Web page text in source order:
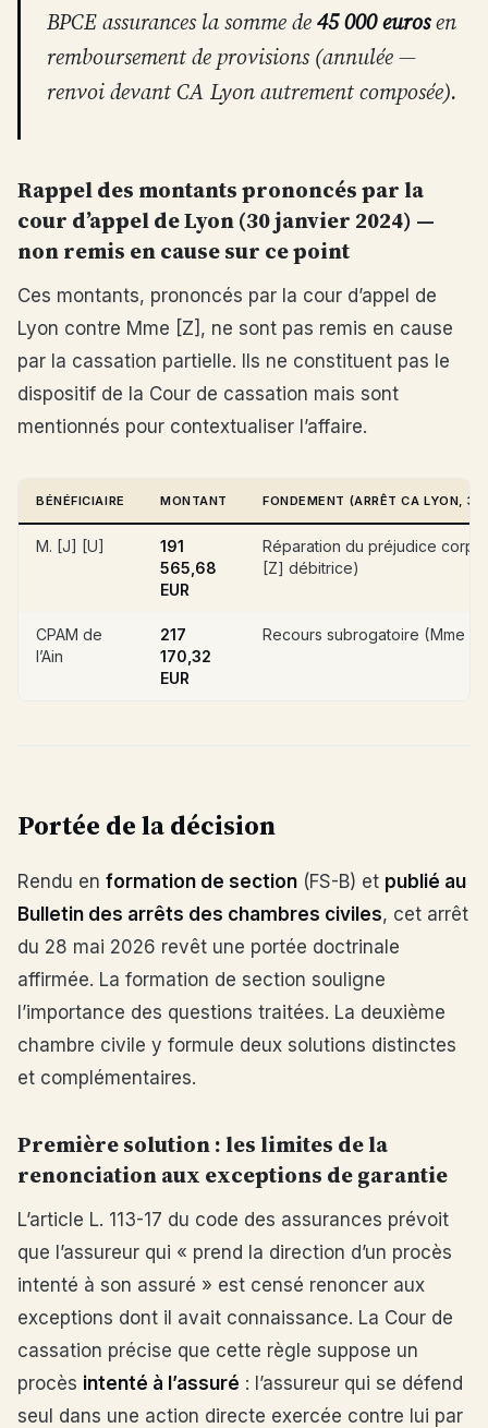
BPCE assurances la somme de45 000 eurosen
remboursement de provisions (annulée —
renvoi devant CA Lyon autrement composée).
Rappel des montants prononcés par la
cour d’appel de Lyon (30 janvier 2024) —
non remis en cause sur ce point
Ces montants, prononcés par la cour d’appel de
Lyon contre Mme [Z], ne sont pas remis en cause
par la cassation partielle. Ils ne constituent pas le
dispositif de la Cour de cassation mais sont
mentionnés pour contextualiser l’affaire.
BÉNÉFICIAIRE MONTANT FONDEMENT (ARRÊT CA LYON,
M. [J] [U]
191
565,68
EUR
Réparation du préjudice
[Z] débitrice)
CPAM de
l’Ain
217
170,32
EUR
Recours subrogatoire (Mme
Portée de la décision
Rendu en formation de section (FS-B) et publié au
Bulletin des arrêts des chambres civiles, cet arrêt
du 28 mai 2026 revêt une portée doctrinale
affirmée. La formation de section souligne
l’importance des questions traitées. La deuxième
chambre civile y formule deux solutions distinctes
et complémentaires.
Première solution : les limites de la
renonciation aux exceptions de garantie
L’article L. 113-17 du code des assurances prévoit
que l’assureur qui « prend la direction d’un procès
intenté à son assuré » est censé renoncer aux
exceptions dont il avait connaissance. La Cour de
cassation précise que cette règle suppose un
procès intenté à l’assuré : l’assureur qui se défend
seul dans une action directe exercée contre lui par